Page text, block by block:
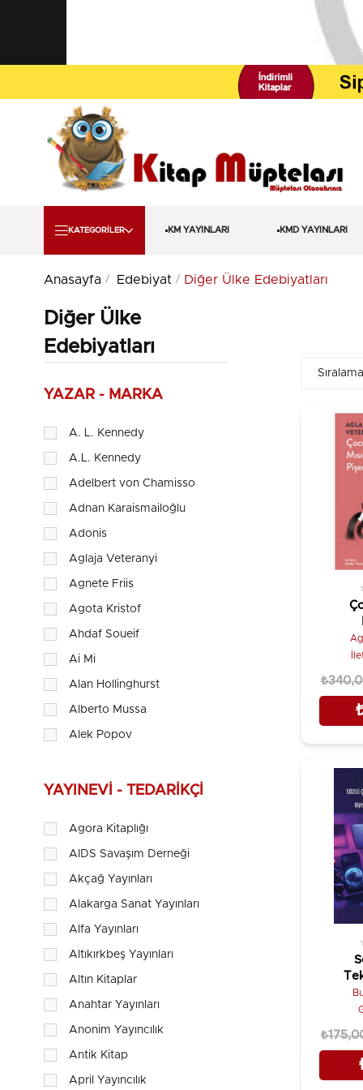
KATEGORİLER KM YAYINLARI KMD YAYINLARI
Anasayfa Edebiyat Diğer Ülke Edebiyatları
Diğer Ülke
Edebiyatları
YAZAR - MARKA
A. L. Kennedy
A.L. Kennedy
Adelbert von Chamisso
Adnan Karaismailoğlu
Adonis
Aglaja Veteranyi
Agnete Friis
Agota Kristof
Ahdaf Soueif
Ai Mi
Alan Hollinghurst
Alberto Mussa
Alek Popov
Alexandre Dumas
Alice Walker
Alki Zei
Alma Alexander
Alp Eren Demirkaya
Amin Maalouf
Amos Oz
Anastasia Kalyoncu
Andhreas Staikos
Andonis Samarakis
Andrea Camilleri
Ann Brashares
YAYINEVI - TEDARIKÇI
Agora Kitaplığı
AIDS Savaşım Derneği
Akçağ Yayınları
Alakarga Sanat Yayınları
Alfa Yayınları
Altıkırkbeş Yayınları
Altın Kitaplar
Anahtar Yayınları
Anonim Yayıncılık
Antik Kitap
April Yayıncılık